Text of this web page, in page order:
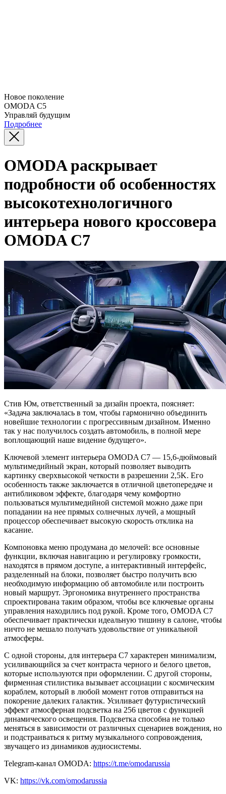
Новое поколение
OMODA C5
Управляй будущим
Подробнее
OMODA раскрывает
подробности об особенностях
высокотехнологичного
интерьера нового кроссовера
OMODA C7
Стив Юм, ответственный за дизайн проекта, поясняет:
«Задача заключалась в том, чтобы гармонично объединить
новейшие технологии с прогрессивным дизайном. Именно
так у нас получилось создать автомобиль, в полной мере
воплощающий наше видение будущего».
Ключевой элемент интерьера OMODA C7 — 15,6-дюймовый
мультимедийный экран, который позволяет выводить
картинку сверхвысокой четкости в разрешении 2,5K. Его
особенность также заключается в отличной цветопередаче и
антибликовом эффекте, благодаря чему комфортно
пользоваться мультимедийной системой можно даже при
попадании на нее прямых солнечных лучей, а мощный
процессор обеспечивает высокую скорость отклика на
касание.
Компоновка меню продумана до мелочей: все основные
функции, включая навигацию и регулировку громкости,
находятся в прямом доступе, а интерактивный интерфейс,
разделенный на блоки, позволяет быстро получить всю
необходимую информацию об автомобиле или построить
новый маршрут. Эргономика внутреннего пространства
спроектирована таким образом, чтобы все ключевые органы
управления находились под рукой. Кроме того, OMODA C7
обеспечивает практически идеальную тишину в салоне, чтобы
ничто не мешало получать удовольствие от уникальной
атмосферы.
С одной стороны, для интерьера C7 характерен минимализм,
усиливающийся за счет контраста черного и белого цветов,
которые используются при оформлении. С другой стороны,
фирменная стилистика вызывает ассоциации с космическим
кораблем, который в любой момент готов отправиться на
покорение далеких галактик. Усиливает футуристический
эффект атмосферная подсветка на 256 цветов с функцией
динамического освещения. Подсветка способна не только
меняться в зависимости от различных сценариев вождения, но
и подстраиваться к ритму музыкального сопровождения,
звучащего из динамиков аудиосистемы.
Telegram-канал OMODA: https://t.me/omodarussia
VK: https://vk.com/omodarussia